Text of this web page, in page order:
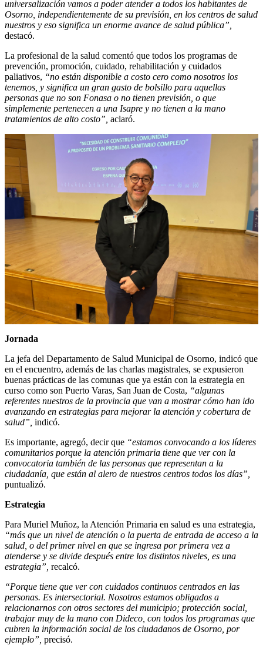
universalización vamos a poder atender a todos los habitantes de
Osorno, independientemente de su previsión, en los centros de salud
nuestros y eso significa un enorme avance de salud pública”,
destacó.
La profesional de la salud comentó que todos los programas de
prevención, promoción, cuidado, rehabilitación y cuidados
paliativos, “no están disponible a costo cero como nosotros los
tenemos, y significa un gran gasto de bolsillo para aquellas
personas que no son Fonasa o no tienen previsión, o que
simplemente pertenecen a una Isapre y no tienen a la mano
tratamientos de alto costo”, aclaró.
Jornada
La jefa del Departamento de Salud Municipal de Osorno, indicó que
en el encuentro, además de las charlas magistrales, se expusieron
buenas prácticas de las comunas que ya están con la estrategia en
curso como son Puerto Varas, San Juan de Costa, “algunas
referentes nuestros de la provincia que van a mostrar cómo han ido
avanzando en estrategias para mejorar la atención y cobertura de
salud”, indicó.
Es importante, agregó, decir que “estamos convocando a los líderes
comunitarios porque la atención primaria tiene que ver con la
convocatoria también de las personas que representan a la
ciudadanía, que están al alero de nuestros centros todos los días”,
puntualizó.
Estrategia
Para Muriel Muñoz, la Atención Primaria en salud es una estrategia,
“más que un nivel de atención o la puerta de entrada de acceso a la
salud, o del primer nivel en que se ingresa por primera vez a
atenderse y se divide después entre los distintos niveles, es una
estrategia”, recalcó.
“Porque tiene que ver con cuidados continuos centrados en las
personas. Es intersectorial. Nosotros estamos obligados a
relacionarnos con otros sectores del municipio; protección social,
trabajar muy de la mano con Dideco, con todos los programas que
cubren la información social de los ciudadanos de Osorno, por
ejemplo”, precisó.